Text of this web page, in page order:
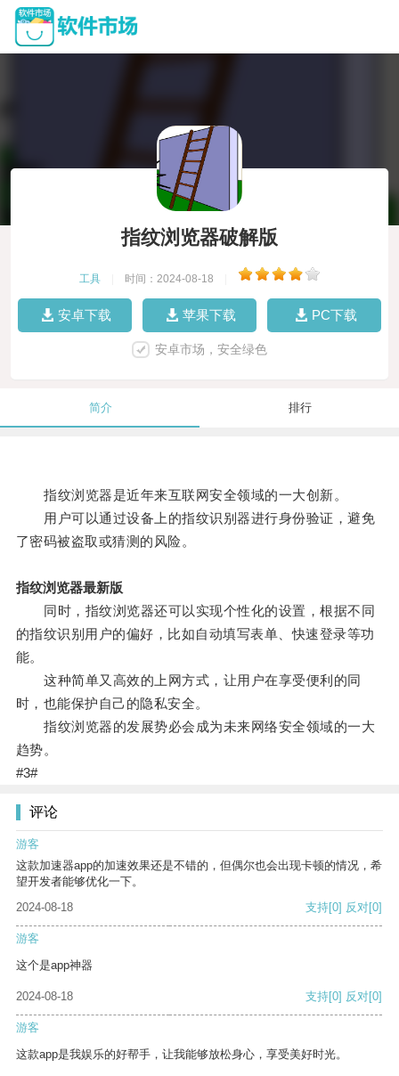
指纹浏览器破解版
工具 时间：2024-08-18
安卓下载 苹果下载 PC下载
安卓市场，安全绿色
简介 排行
指纹浏览器是近年来互联网安全领域的一大创新。
用户可以通过设备上的指纹识别器进行身份验证，避免
了密码被盗取或猜测的风险。
指纹浏览器最新版
同时，指纹浏览器还可以实现个性化的设置，根据不同
的指纹识别用户的偏好，比如自动填写表单、快速登录等功
能。
这种简单又高效的上网方式，让用户在享受便利的同
时，也能保护自己的隐私安全。
指纹浏览器的发展势必会成为未来网络安全领域的一大
趋势。
#3#
评论
游客
这款加速器app的加速效果还是不错的，但偶尔也会出现卡顿的情况，希
望开发者能够优化一下。
2024-08-18
支持[0] 反对[0]
游客
这个是app神器
2024-08-18 支持[0] 反对[0]
游客
这款app是我娱乐的好帮手，让我能够放松身心，享受美好时光。